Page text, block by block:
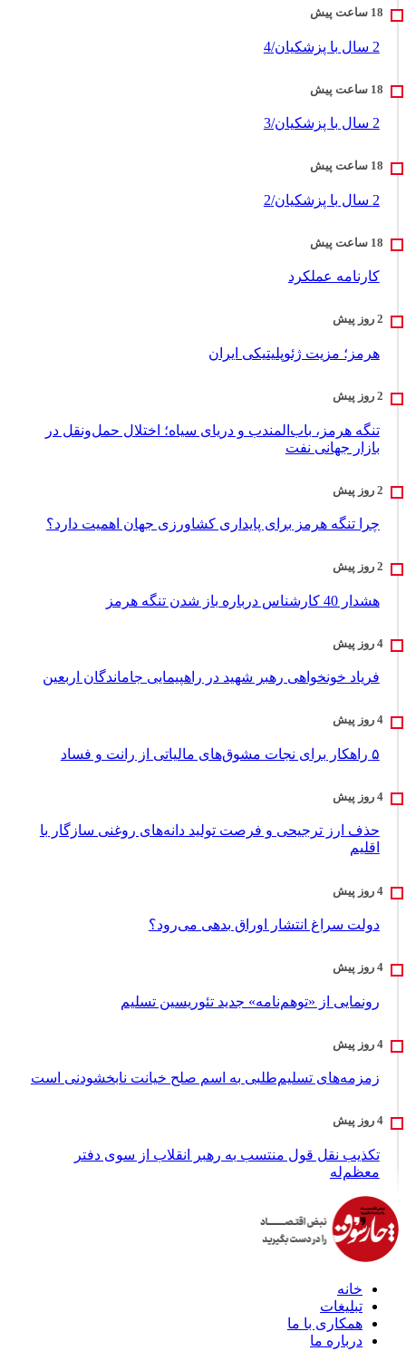
2 سال با پزشکیان/4
2 سال با پزشکیان/3
2 سال با پزشکیان/2
کارنامه عملکرد
هرمز؛ مزیت ژئوپلیتیکی ایران
تنگه هرمز، باب‌المندب و دریای سیاه؛ اختلال حمل‌ونقل در
بازار جهانی نفت
چرا تنگه هرمز برای پایداری کشاورزی جهان اهمیت دارد؟
هشدار 40 کارشناس درباره باز شدن تنگه هرمز
فریاد خونخواهی رهبر شهید در راهپیمایی جاماندگان اربعین
۵ راهکار برای نجات مشوق‌های مالیاتی از رانت و فساد
حذف ارز ترجیحی و فرصت تولید دانه‌های روغنی سازگار با
اقلیم
دولت سراغ انتشار اوراق بدهی می‌رود؟
رونمایی از «توهم‌نامه» جدید تئور‌یسین تسلیم
زمزمه‌های تسلیم‌طلبی به اسم صلح خیانت نابخشودنی است
تکذیب نقل قول منتسب به رهبر انقلاب از سوی دفتر
معظم‌له
خانه
تبلیغات
همکاری با ما
درباره ما